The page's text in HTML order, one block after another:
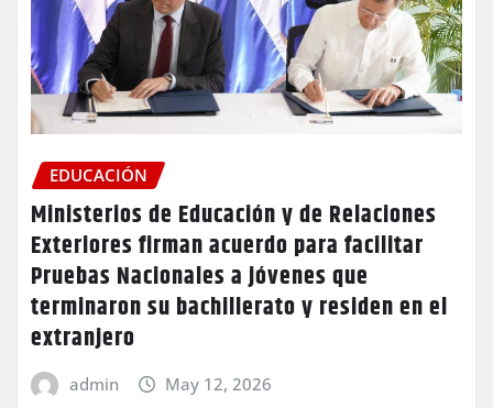
EDUCACIÓN
Ministerios de Educación y de Relaciones
Exteriores firman acuerdo para facilitar
Pruebas Nacionales a jóvenes que
terminaron su bachillerato y residen en el
extranjero
admin May 12, 2026